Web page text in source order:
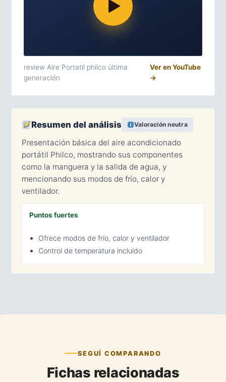
review Aire Portatil philco última
generación
Ver en YouTube
→
Resumen del análisis Valoración neutra
Presentación básica del aire acondicionado
portátil Philco, mostrando sus componentes
como la manguera y la salida de agua, y
mencionando sus modos de frío, calor y
ventilador.
Puntos fuertes
Ofrece modos de frío, calor y ventilador
Control de temperatura incluido
SEGUÍ COMPARANDO
Fichas relacionadas